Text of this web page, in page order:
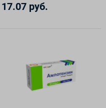
17.07 руб.